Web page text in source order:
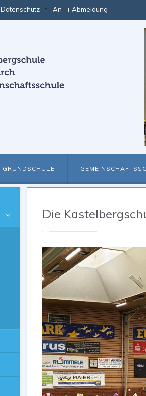
Datenschutz An- + Abmeldung
GRUNDSCHULE
Die